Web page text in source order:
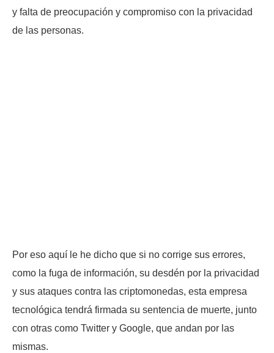
y falta de preocupación y compromiso con la privacidad
de las personas.
Por eso aquí le he dicho que si no corrige sus errores,
como la fuga de información, su desdén por la privacidad
y sus ataques contra las criptomonedas, esta empresa
tecnológica tendrá firmada su sentencia de muerte, junto
con otras como Twitter y Google, que andan por las
mismas.